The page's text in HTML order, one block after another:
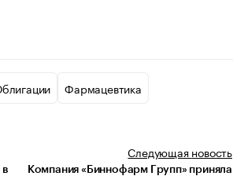
Фармацевтика
в
Следующаяновость
Компания «Биннофарм Групп» приняла